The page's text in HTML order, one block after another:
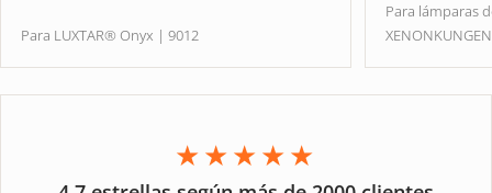
Para LUXTAR® Onyx | 9012
Para lámparas
★★★★★